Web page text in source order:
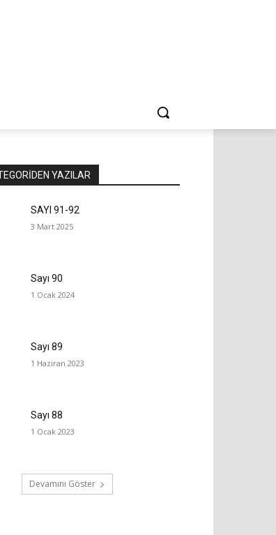
YAZILAR
SAYI 91-92
3 Mart 2025
Sayı 90
1 Ocak 2024
Sayı 89
1 Haziran 2023
Sayı 88
1 Ocak 2023
Devamını Göster